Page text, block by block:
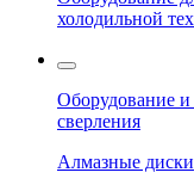
холодильной
Оборудование и
сверления
Алмазные диски